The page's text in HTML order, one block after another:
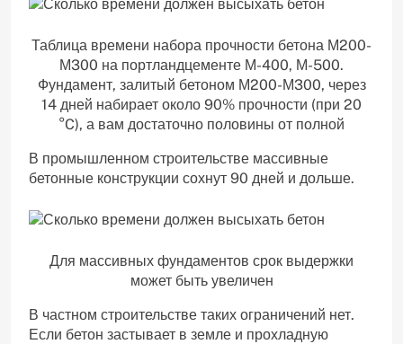
Таблица времени набора прочности бетона М200-
М300 на портландцементе М-400, М-500.
Фундамент, залитый бетоном М200-М300, через
14 дней набирает около 90% прочности (при 20
°C), а вам достаточно половины от полной
В промышленном строительстве массивные
бетонные конструкции сохнут 90 дней и дольше.
Для массивных фундаментов срок выдержки
может быть увеличен
В частном строительстве таких ограничений нет.
Если бетон застывает в земле и прохладную